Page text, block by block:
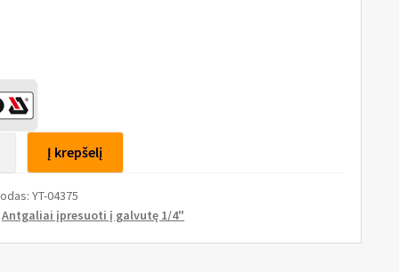
Į krepšelį
YT-04375
Antgaliai įpresuoti į galvutę 1/4"